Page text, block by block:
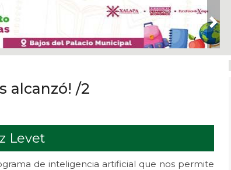
Next
alcanzó! /2
Levet
de inteligencia artificial que nos permite